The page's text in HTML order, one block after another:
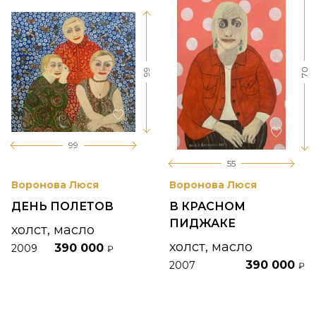
99
99
Воронова Люся
ДЕНЬ ПОЛЕТОВ
холст, масло
2009 390 000 ₽
55
70
Воронова Люся
В КРАСНОМ
ПИДЖАКЕ
холст, масло
2007 390 000 ₽